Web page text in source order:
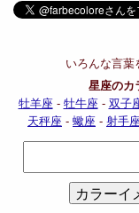
いろんな言葉
星座のカ
牡羊座- 牡牛座- 双子
天秤座 - 蠍座 - 射手